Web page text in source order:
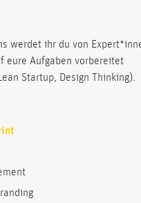
werdet ihr du von
eure Aufgaben vorbereitet
Startup, Design Thinking).